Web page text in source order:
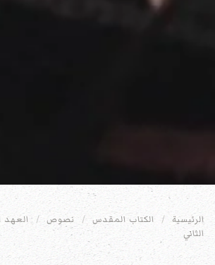
الرئيسية الكتاب المقدس نصوص العهد
الثاني